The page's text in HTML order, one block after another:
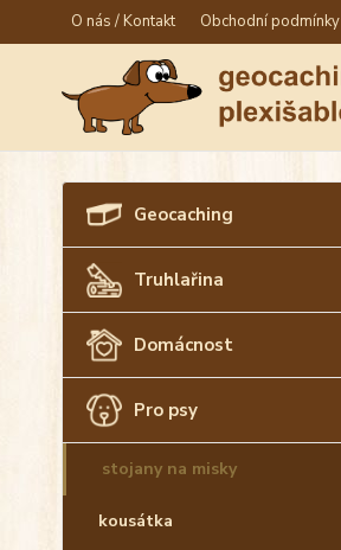
O nás / Kontakt Obchodní podmínky
Geocaching
Truhlařina
Domácnost
Pro psy
stojany na misky
kousátka